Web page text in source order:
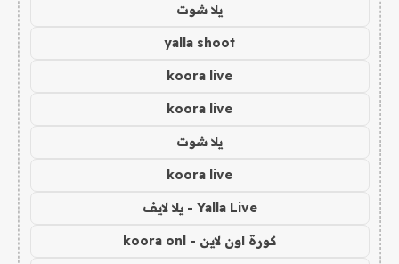
يلا شوت
yalla shoot
koora live
koora live
يلا شوت
koora live
Yalla Live - يلا لايف
كورة اون لاين - koora onl